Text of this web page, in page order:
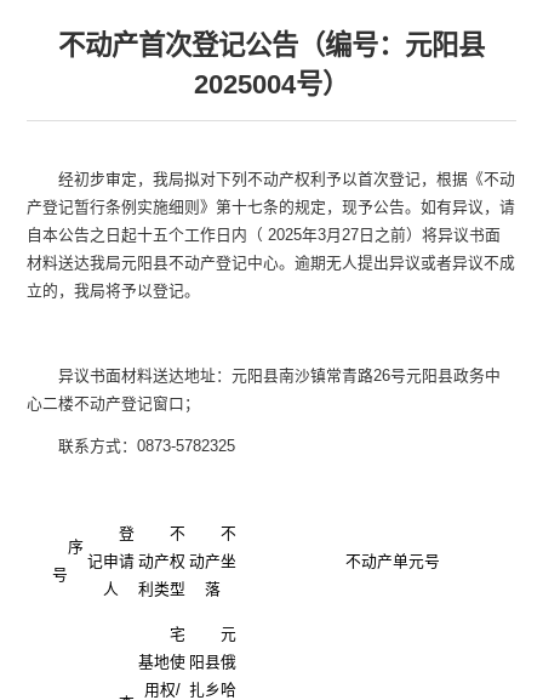
不动产首次登记公告（编号：元阳县
2025004号）
经初步审定，我局拟对下列不动产权利予以首次登记，根据《不动
产登记暂行条例实施细则》第十七条的规定，现予公告。如有异议，请
自本公告之日起十五个工作日 内（ 2025年3月27日之前）将异议书面
材料送达我局元阳县不动产登记中心。逾期无人提出异议或者异议不成
立的，我局将予以登记。
异议书面材料送达地址：元阳县南沙镇常青路26号元阳县政务中
心二楼不动产登记窗口；
联系方式： 0873-5782325
序
号
登
记申请
人
不
动产权
利类型
不
动产坐
落
不动产单元号
宅
基地使
用权/
元
阳县俄
扎乡哈